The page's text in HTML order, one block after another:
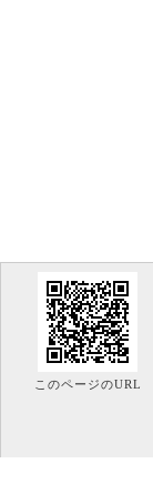
このページのURL